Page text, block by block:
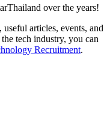
over the years!
articles, events, and
tech industry, you can
Recruitment.